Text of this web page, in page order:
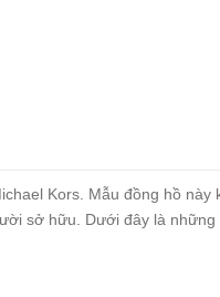
Kors. Mẫu đồng hồ này
sở hữu. Dưới đây là những